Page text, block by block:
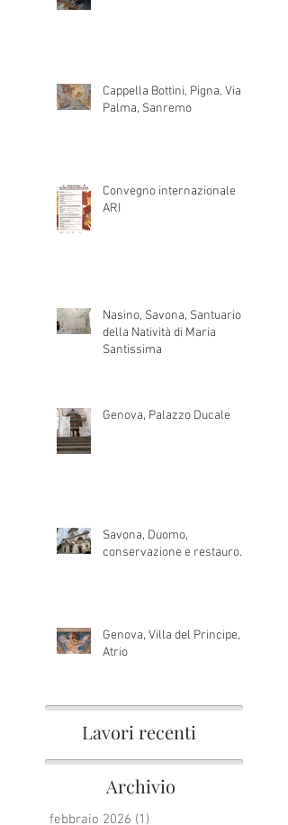
Cappella Bottini, Pigna, Via
Palma, Sanremo
Convegno internazionale
ARI
Nasino, Savona, Santuario
della Natività di Maria
Santissima
Genova, Palazzo Ducale
Savona, Duomo,
conservazione e restauro.
Genova, Villa del Principe,
Atrio
Lavori recenti
Archivio
febbraio 2026 (1)